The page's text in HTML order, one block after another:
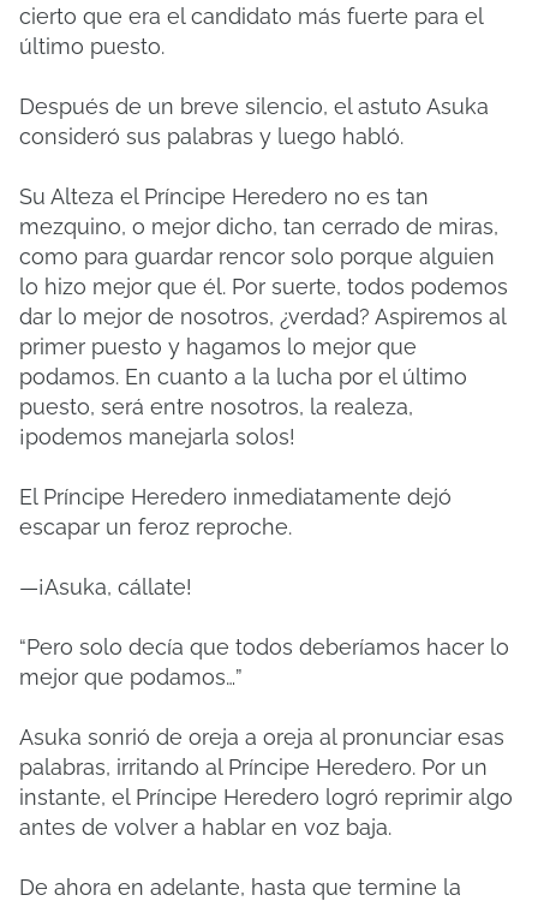
cierto que era el candidato más fuerte para el
último puesto.
Después de un breve silencio, el astuto Asuka
consideró sus palabras y luego habló.
Su Alteza el Príncipe Heredero no es tan
mezquino, o mejor dicho, tan cerrado de miras,
como para guardar rencor solo porque alguien
lo hizo mejor que él. Por suerte, todos podemos
dar lo mejor de nosotros, ¿verdad? Aspiremos al
primer puesto y hagamos lo mejor que
podamos. En cuanto a la lucha por el último
puesto, será entre nosotros, la realeza,
¡podemos manejarla solos!
El Príncipe Heredero inmediatamente dejó
escapar un feroz reproche.
—¡Asuka, cállate!
“Pero solo decía que todos deberíamos hacer lo
mejor que podamos…”
Asuka sonrió de oreja a oreja al pronunciar esas
palabras, irritando al Príncipe Heredero. Por un
instante, el Príncipe Heredero logró reprimir algo
antes de volver a hablar en voz baja.
De ahora en adelante, hasta que termine la